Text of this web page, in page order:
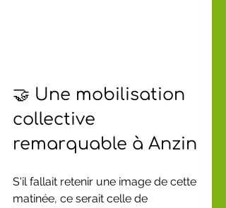
🤝 Une mobilisation
collective
remarquable à Anzin
S'il fallait retenir une image de cette
matinée, ce serait celle de